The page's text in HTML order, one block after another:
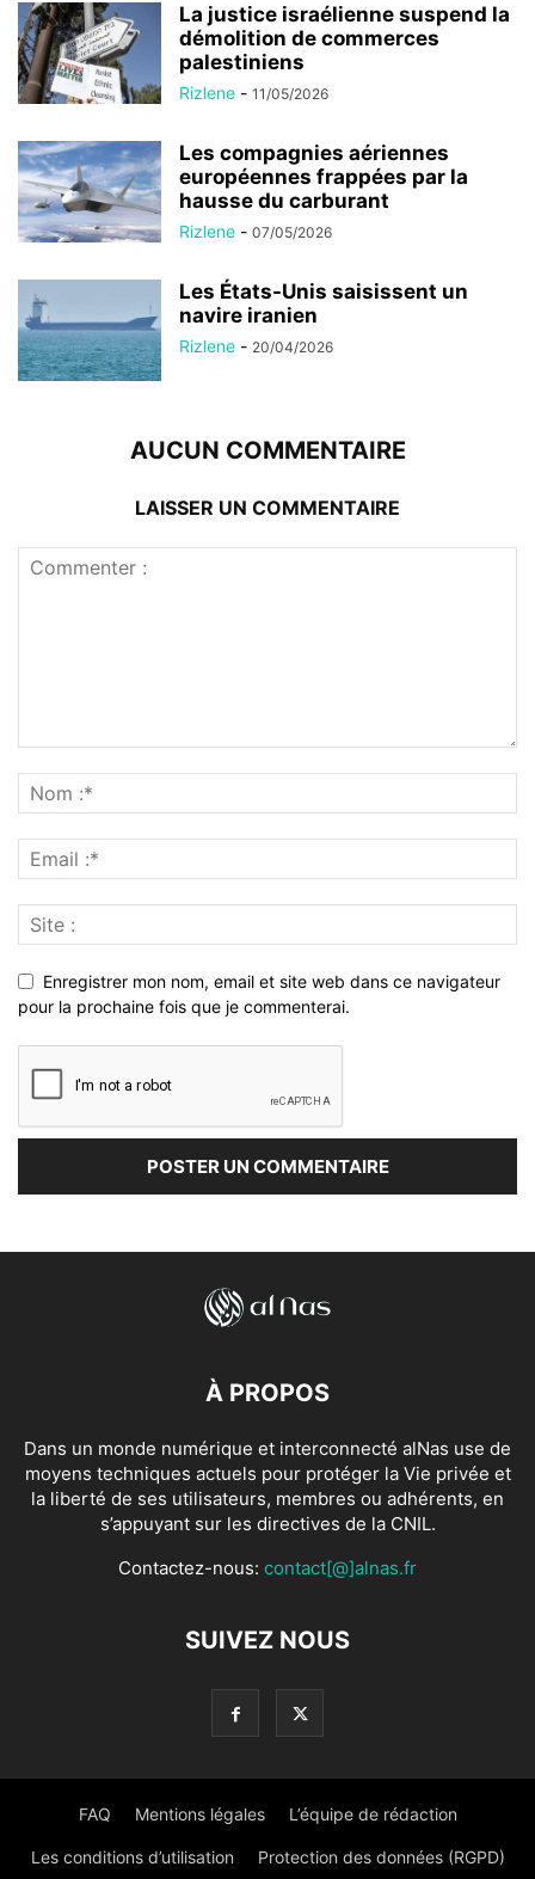
La justice israélienne suspend la
démolition de commerces
palestiniens
Rizlene - 11/05/2026
Les compagnies aériennes
européennes frappées par la
hausse du carburant
Rizlene - 07/05/2026
Les États-Unis saisissent un
navire iranien
Rizlene - 20/04/2026
AUCUN COMMENTAIRE
LAISSER UN COMMENTAIRE
Enregistrer mon nom, email et site web dans ce navigateur
pour la prochaine fois que je commenterai.
À PROPOS
Dans un monde numérique et interconnecté alNas use de
moyens techniques actuels pour protéger la Vie privée et
la liberté de ses utilisateurs, membres ou adhérents, en
s’appuyant sur les directives de la CNIL.
Contactez-nous: contact[@]alnas.fr
SUIVEZ NOUS
FAQ Mentions légales L’équipe de rédaction
Les conditions d’utilisation Protection des données (RGPD)